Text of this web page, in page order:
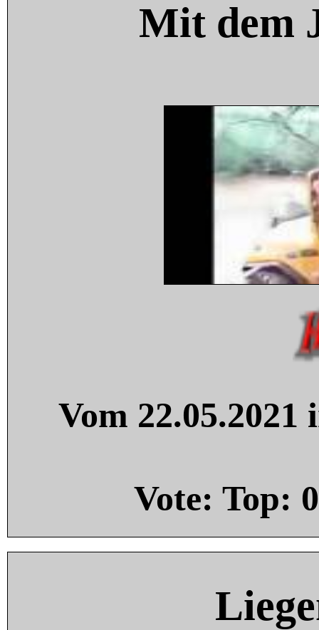
Mit dem
Vom
Vote: Top: 0